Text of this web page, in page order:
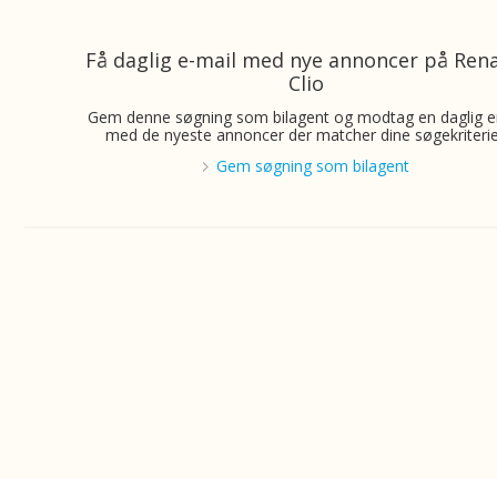
Få daglig e-mail med nye annoncer på
Clio
Gem denne søgning som bilagent og modtag en daglig
med de nyeste annoncer der matcher dine
Gem søgning som bilagent